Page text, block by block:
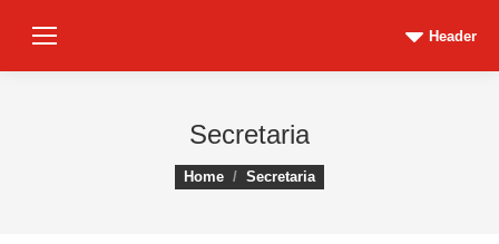
Header
Secretaria
You are here:
Home Secretaria